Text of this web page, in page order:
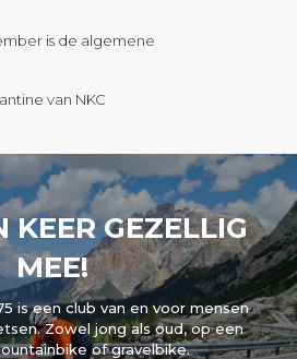
is de algemene
van NKC
KEER GEZELLIG
MEE!
is een club van en voor mensen
Zowel jong als oud, op een
of gravelbike.